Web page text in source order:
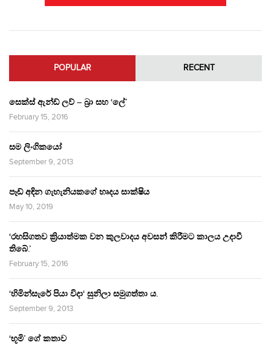
POPULAR RECENT
සෙක්ස් ඇන්ඩ් ලව් – බ්‍රා සහ ‘ලේ’
February 15, 2016
සම ලිංගිකයෝ
September 9, 2013
පෑඩ් අඳින ගැහැනියකගේ හෘදය සාක්ෂිය
May 10, 2019
‘රහසිගතව ක්‍රියාත්මක වන කුලවාදය අවසන් කිරීමට කාලය උදාවී
තිබේ.’
February 15, 2016
‘හිමින්සැරේ පියා විදා‘ සුනිලා සමුගත්තා ය.
September 9, 2013
‘භූමි’ ගේ කතාව